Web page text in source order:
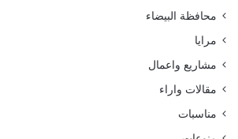
محافظة البيضاء
مرايا
مشاريع واعمال
مقالات واراء
مناسبات